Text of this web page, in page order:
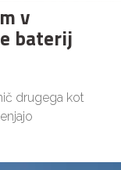
v
baterij
drugega kot